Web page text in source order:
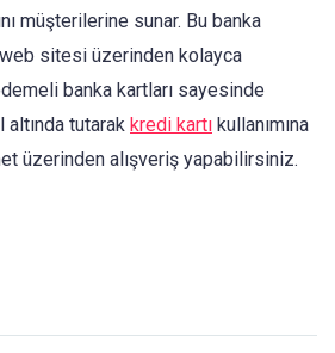
müşterilerine sunar. Bu banka
web sitesi üzerinden kolayca
banka kartları sayesinde
altında tutarak kredi kartı kullanımına
üzerinden alışveriş yapabilirsiniz.